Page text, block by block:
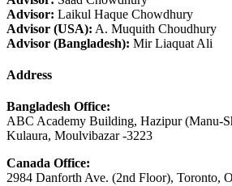
Advisor: Laikul Haque Chowdhury
Advisor (USA): A. Muquith Choudhury
Advisor (Bangladesh): Mir Liaquat Ali
Address
Bangladesh Office:
ABC Academy Building, Hazipur (Manu-
Kulaura, Moulvibazar -3223
Canada Office:
2984 Danforth Ave. (2nd Floor), Toronto,